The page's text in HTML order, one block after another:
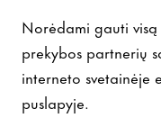
Norėdami gauti visą
prekybos partnerių
interneto svetainėje
puslapyje.